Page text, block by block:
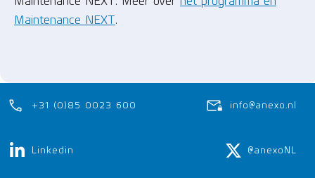
Maintenance NEXT.
+31 (0)85 0023 600 info@anexo.nl
Linkedin @anexoNL